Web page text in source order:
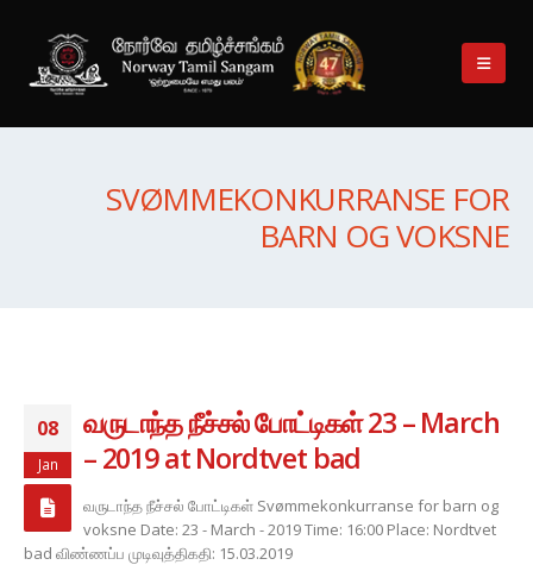
SVØMMEKONKURRANSE FOR
BARN OG VOKSNE
08
Jan
வருடாந்த நீச்சல் போட்டிகள் 23 – March
– 2019 at Nordtvet bad
வருடாந்த நீச்சல் போட்டிகள் Svømmekonkurranse for barn og
voksne Date: 23 - March - 2019 Time: 16:00 Place: Nordtvet
bad விண்ணப்ப முடிவுத்திகதி: 15.03.2019